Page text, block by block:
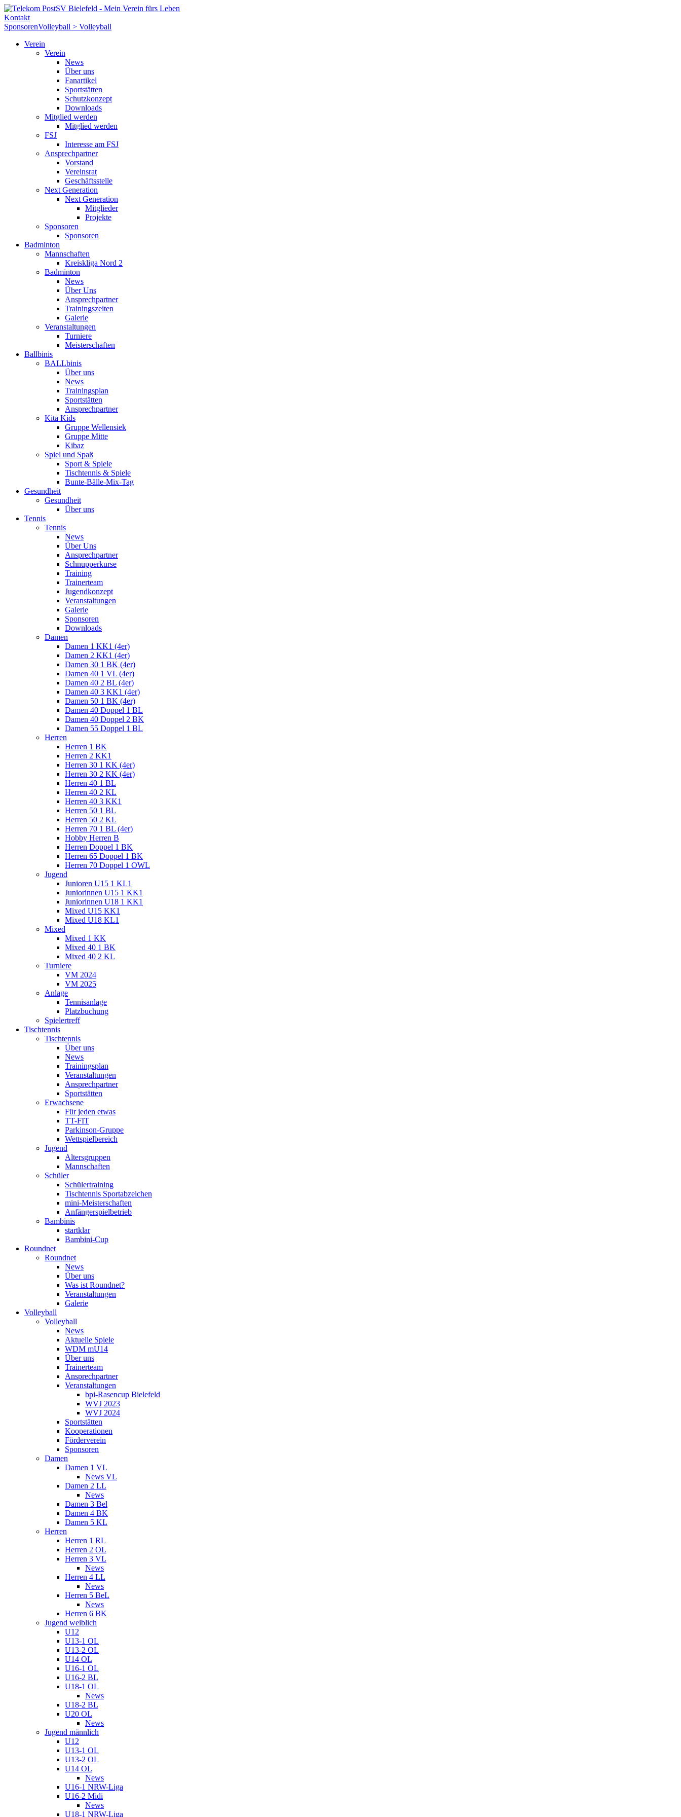
Kontakt
SponsorenVolleyball > Volleyball
Verein
Verein
News
Über uns
Fanartikel
Sportstätten
Schutzkonzept
Downloads
Mitglied werden
Mitglied werden
FSJ
Interesse am FSJ
Ansprechpartner
Vorstand
Vereinsrat
Geschäftsstelle
Next Generation
Next Generation
Mitglieder
Projekte
Sponsoren
Sponsoren
Badminton
Mannschaften
Kreiskliga Nord 2
Badminton
News
Über Uns
Ansprechpartner
Trainingszeiten
Galerie
Veranstaltungen
Turniere
Meisterschaften
Ballbinis
BALLbinis
Über uns
News
Trainingsplan
Sportstätten
Ansprechpartner
Kita Kids
Gruppe Wellensiek
Gruppe Mitte
Kibaz
Spiel und Spaß
Sport & Spiele
Tischtennis & Spiele
Bunte-Bälle-Mix-Tag
Gesundheit
Gesundheit
Über uns
Tennis
Tennis
News
Über Uns
Ansprechpartner
Schnupperkurse
Training
Trainerteam
Jugendkonzept
Veranstaltungen
Galerie
Sponsoren
Downloads
Damen
Damen 1 KK1 (4er)
Damen 2 KK1 (4er)
Damen 30 1 BK (4er)
Damen 40 1 VL (4er)
Damen 40 2 BL (4er)
Damen 40 3 KK1 (4er)
Damen 50 1 BK (4er)
Damen 40 Doppel 1 BL
Damen 40 Doppel 2 BK
Damen 55 Doppel 1 BL
Herren
Herren 1 BK
Herren 2 KK1
Herren 30 1 KK (4er)
Herren 30 2 KK (4er)
Herren 40 1 BL
Herren 40 2 KL
Herren 40 3 KK1
Herren 50 1 BL
Herren 50 2 KL
Herren 70 1 BL (4er)
Hobby Herren B
Herren Doppel 1 BK
Herren 65 Doppel 1 BK
Herren 70 Doppel 1 OWL
Jugend
Junioren U15 1 KL1
Juniorinnen U15 1 KK1
Juniorinnen U18 1 KK1
Mixed U15 KK1
Mixed U18 KL1
Mixed
Mixed 1 KK
Mixed 40 1 BK
Mixed 40 2 KL
Turniere
VM 2024
VM 2025
Anlage
Tennisanlage
Platzbuchung
Spielertreff
Tischtennis
Tischtennis
Über uns
News
Trainingsplan
Veranstaltungen
Ansprechpartner
Sportstätten
Erwachsene
Für jeden etwas
TT-FIT
Parkinson-Gruppe
Wettspielbereich
Jugend
Altersgruppen
Mannschaften
Schüler
Schülertraining
Tischtennis Sportabzeichen
mini-Meisterschaften
Anfängerspielbetrieb
Bambinis
startklar
Bambini-Cup
Roundnet
Roundnet
News
Über uns
Was ist Roundnet?
Veranstaltungen
Galerie
Volleyball
Volleyball
News
Aktuelle Spiele
WDM mU14
Über uns
Trainerteam
Ansprechpartner
Veranstaltungen
bpi-Rasencup Bielefeld
WVJ 2023
WVJ 2024
Sportstätten
Kooperationen
Förderverein
Sponsoren
Damen
Damen 1 VL
News VL
Damen 2 LL
News
Damen 3 Bel
Damen 4 BK
Damen 5 KL
Herren
Herren 1 RL
Herren 2 OL
Herren 3 VL
News
Herren 4 LL
News
Herren 5 BeL
News
Herren 6 BK
Jugend weiblich
U12
U13-1 OL
U13-2 OL
U14 OL
U16-1 OL
U16-2 BL
U18-1 OL
News
U18-2 BL
U20 OL
News
Jugend männlich
U12
U13-1 OL
U13-2 OL
U14 OL
News
U16-1 NRW-Liga
U16-2 Midi
News
U18-1 NRW-Liga